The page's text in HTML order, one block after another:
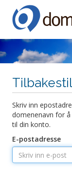
Skriv inn
domenenavn for
til din konto.
E-postadresse